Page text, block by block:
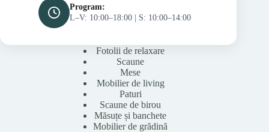
Program:
L–V: 10:00–18:00 | S: 10:00–14:00
Fotolii de relaxare
Scaune
Mese
Mobilier de living
Paturi
Scaune de birou
Măsuțe și banchete
Mobilier de grădină